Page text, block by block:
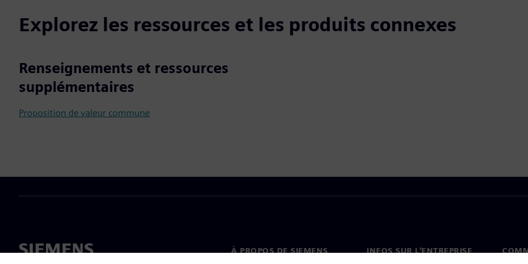
Explorez les ressources et les produits connexes
Renseignements et ressources
supplémentaires
Proposition de valeur commune
À PROPOS DE SIEMENS INFOS SUR L'ENTREPRISE